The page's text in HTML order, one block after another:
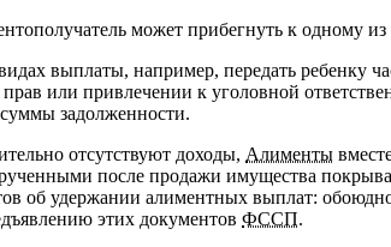
может прибегнуть к одному из
выплаты, например, передать ребенку
или привлечении к уголовной
суммы задолженности.
отсутствуют доходы, Алименты
после продажи имущества
об удержании алиментных выплат:
этих документов ФССП.